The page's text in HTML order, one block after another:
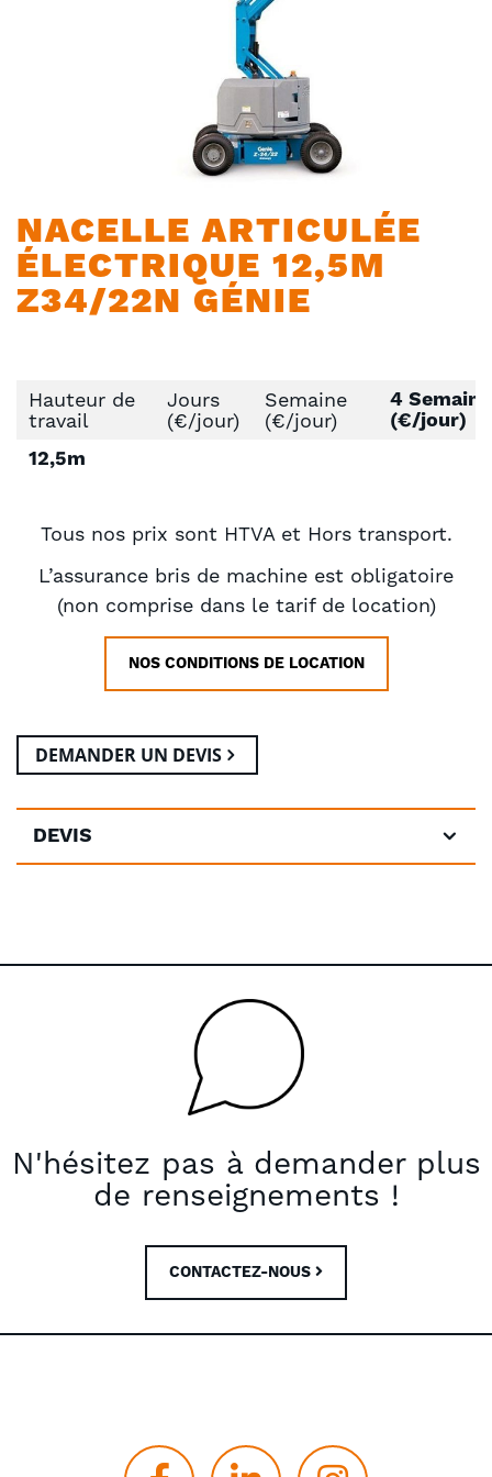
to
the
beginning
of
NACELLE ARTICULÉE
ÉLECTRIQUE 12,5M
Z34/22N GÉNIE
Hauteur de
travail
Jours
(€/jour)
Semaine
(€/jour)
4
(€/jour)
12,5m
Tous nos prix sont HTVA et Hors transport.
L’assurance bris de machine est obligatoire
(non comprise dans le tarif de location)
NOS CONDITIONS DE LOCATION
DEMANDER UN DEVIS
DEVIS
N'hésitez pas à demander plus
de renseignements !
CONTACTEZ-NOUS